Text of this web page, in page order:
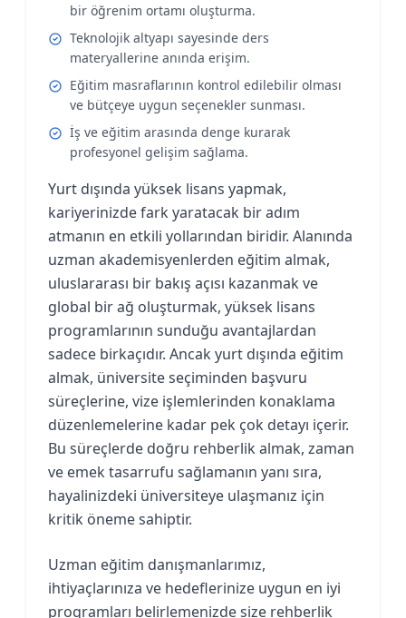
bir öğrenim ortamı oluşturma.
Teknolojik altyapı sayesinde ders
materyallerine anında erişim.
Eğitim masraflarının kontrol edilebilir olması
ve bütçeye uygun seçenekler sunması.
İş ve eğitim arasında denge kurarak
profesyonel gelişim sağlama.
Yurt dışında yüksek lisans yapmak,
kariyerinizde fark yaratacak bir adım
atmanın en etkili yollarından biridir. Alanında
uzman akademisyenlerden eğitim almak,
uluslararası bir bakış açısı kazanmak ve
global bir ağ oluşturmak, yüksek lisans
programlarının sunduğu avantajlardan
sadece birkaçıdır. Ancak yurt dışında eğitim
almak, üniversite seçiminden başvuru
süreçlerine, vize işlemlerinden konaklama
düzenlemelerine kadar pek çok detayı içerir.
Bu süreçlerde doğru rehberlik almak, zaman
ve emek tasarrufu sağlamanın yanı sıra,
hayalinizdeki üniversiteye ulaşmanız için
kritik öneme sahiptir.
Uzman eğitim danışmanlarımız,
ihtiyaçlarınıza ve hedeflerinize uygun en iyi
programları belirlemenizde size rehberlik